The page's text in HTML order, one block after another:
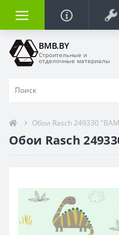
BMB.BY
Строительные и
отделочные материалы
Обои Rasch 249330
Обои Rasch